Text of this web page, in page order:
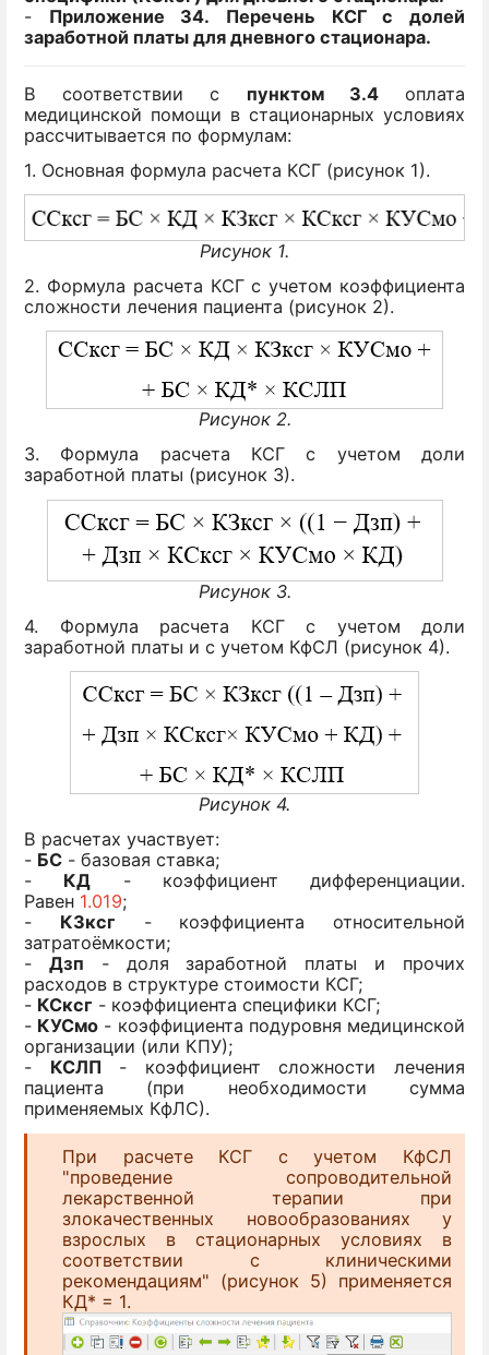
-
Приложение 34. Перечень КСГ с долей
заработной платы для дневного стационара.
В соответствии с пунктом 3.4
оплата
медицинской помощи в стационарных условиях
рассчитывается по формулам:
1. Основная формула расчета КСГ (рисунок 1).
Рисунок 1.
2. Формула расчета КСГ с учетом коэффициента
сложности лечения пациента (рисунок 2).
Рисунок 2.
3. Формула расчета КСГ с учетом доли
заработной платы (рисунок 3).
Рисунок 3.
4. Формула расчета КСГ с учетом доли
заработной платы и с учетом КфСЛ (рисунок 4).
Рисунок 4.
В расчетах участвует:
- БС - базовая ставка;
-
КД
- коэффициент дифференциации.
Равен 1.019;
-
КЗксг
- коэффициента относительной
затратоёмкости;
-
Дзп
- доля заработной платы и прочих
расходов в структуре стоимости КСГ;
- КСксг - коэффициента специфики КСГ;
- КУСмо - коэффициента подуровня медицинской
организации (или КПУ);
-
КСЛП
- коэффициент сложности лечения
пациента (при необходимости сумма
применяемых КфЛС).
При расчете КСГ с учетом КфСЛ
"проведение сопроводительной
лекарственной терапии при
злокачественных новообразованиях у
взрослых в стационарных условиях в
соответствии с клиническими
рекомендациям" (рисунок 5) применяется
КД* = 1.